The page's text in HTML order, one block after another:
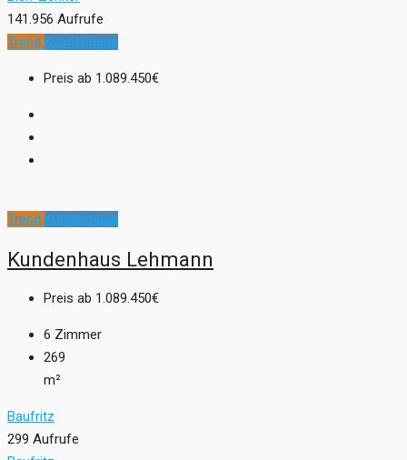
141.956 Aufrufe
Trend Kundenhaus
Preis ab 1.089.450€
Trend Kundenhaus
Kundenhaus Lehmann
Preis ab 1.089.450€
6 Zimmer
269
m²
Baufritz
299 Aufrufe